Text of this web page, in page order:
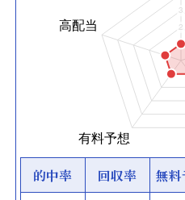
的中率 回収率 無料